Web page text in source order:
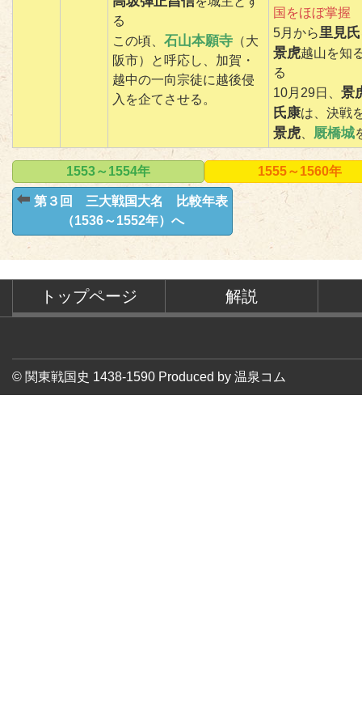
る
この頃、 石山本願寺 （大
阪市）と呼応し、加賀・
越中の一向宗徒に越後侵
入を企てさせる。
国をほぼ掌握
5月から里見氏
景虎越山を知
る
10月29日、 景
氏康は、決戦
景虎 厩橋城
1553～1554年 1555～1560年
第３回 三大戦国大名 比較年表
（1536～1552年）へ
トップページ 解説
© 関東戦国史 1438-1590 Produced by 温泉コム